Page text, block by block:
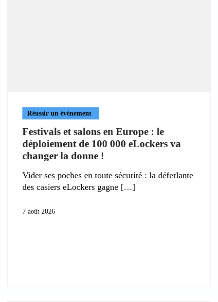
Réussir un événement
Festivals et salons en Europe : le
déploiement de 100 000 eLockers va
changer la donne !
Vider ses poches en toute sécurité : la déferlante
des casiers eLockers gagne
7 août 2026